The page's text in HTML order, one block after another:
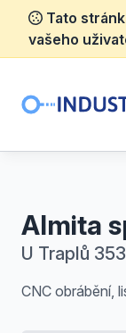
Tato
vašeho
Almita
U Traplů
CNC obrábění,